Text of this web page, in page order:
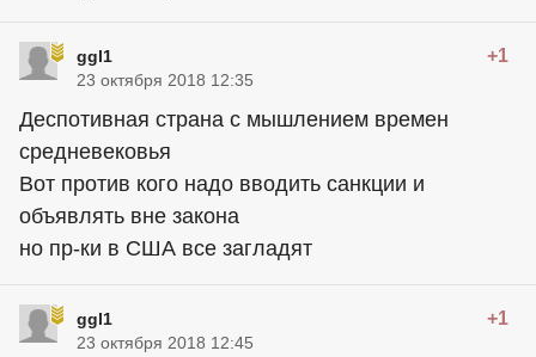
ggl1 +1
23 октября 2018 12:35
Деспотивная страна с мышлением времен
средневековья
Вот против кого надо вводить санкции и
объявлять вне закона
но пр-ки в США все загладят
ggl1 +1
23 октября 2018 12:45